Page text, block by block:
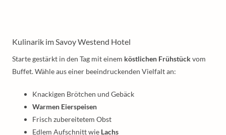
Kulinarik im Savoy Westend Hotel
Starte gestärkt in den Tag mit einem köstlichen Frühstückvom
Buffet. Wähle aus einer beeindruckenden Vielfalt an:
Knackigen Brötchen und Gebäck
Warmen Eierspeisen
Frisch zubereitetem Obst
Edlem Aufschnitt wie Lachs